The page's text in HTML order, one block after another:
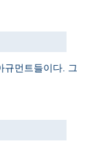
규먼트들이다. 그